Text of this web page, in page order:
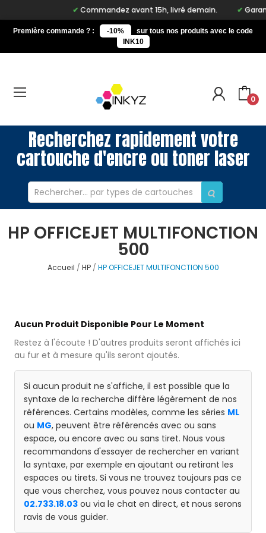
Commandez avant 15h, livré demain.
Première commande ? : -10%
sur tous nos produits avec le code
INK10
0
Recherchez rapidement votre
cartouche d'encre ou toner laser
HP OFFICEJET MULTIFONCTION
500
Accueil HP HP OFFICEJET MULTIFONCTION 500
Aucun Produit Disponible Pour Le Moment
Restez à l'écoute ! D'autres produits seront affichés ici
au fur et à mesure qu'ils seront ajoutés.
Si aucun produit ne s'affiche, il est possible que la
syntaxe de la recherche diffère légèrement de nos
références. Certains modèles, comme les séries ML
ou MG, peuvent être référencés avec ou sans
espace, ou encore avec ou sans tiret. Nous vous
recommandons d'essayer de rechercher en variant
la syntaxe, par exemple en ajoutant ou retirant les
espaces ou tirets. Si vous ne trouvez toujours pas ce
que vous cherchez, vous pouvez nous contacter au
02.733.18.03 ou via le chat en direct, et nous serons
ravis de vous guider.